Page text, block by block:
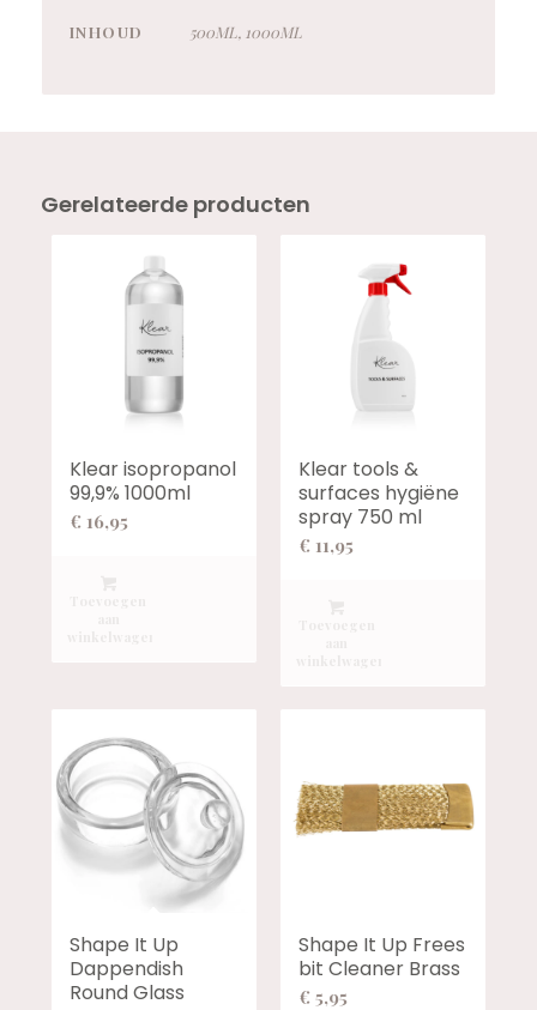
INHOUD 500ML, 1000ML
Gerelateerde producten
Klear isopropanol
99,9% 1000ml
€ 16,95
Klear tools &
surfaces hygiëne
spray 750 ml
€ 11,95
Shape It Up
Dappendish
Round Glass
Shape It Up Frees
bit Cleaner Brass
€ 5,95